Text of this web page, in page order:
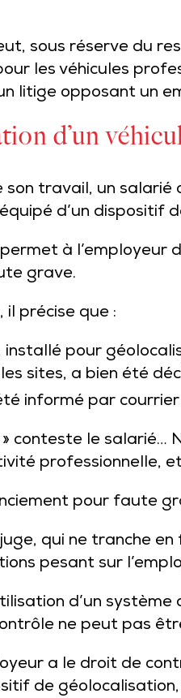
sous réserve du
les véhicules
litige opposant un
d’un
son travail, un
d’un dispositif
à
grave.
il précise que :
installé pour
sites, a bien été
informé par
conteste le salarié…
professionnelle,
pour faute
qui ne tranche
pesant sur
d’un
ne peut pas
a le droit de
de